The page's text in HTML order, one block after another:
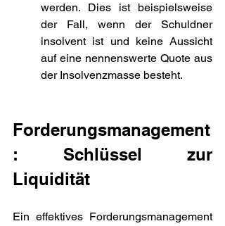
werden. Dies ist beispielsweise
der Fall, wenn der Schuldner
insolvent ist und keine Aussicht
auf eine nennenswerte Quote aus
der Insolvenzmasse besteht.
Forderungsmanagement
: Schlüssel zur
Liquidität
Ein effektives Forderungsmanagement